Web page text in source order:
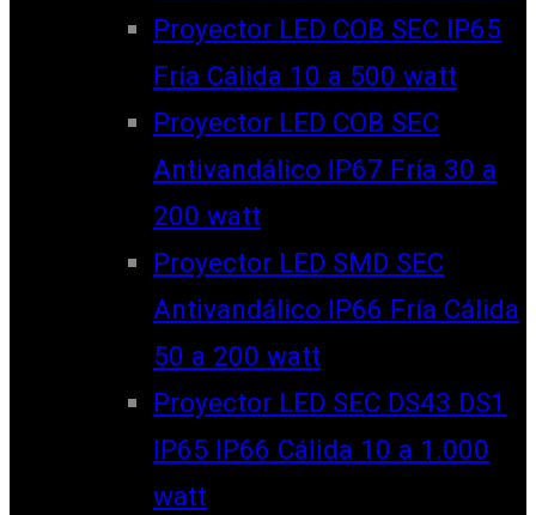
Proyector LED COB SEC IP65
Fría Cálida 10 a 500 watt
Proyector LED COB SEC
Antivandálico IP67 Fría 30 a
200 watt
Proyector LED SMD SEC
Antivandálico IP66 Fría Cálida
50 a 200 watt
Proyector LED SEC DS43 DS1
IP65 IP66 Cálida 10 a 1.000
watt